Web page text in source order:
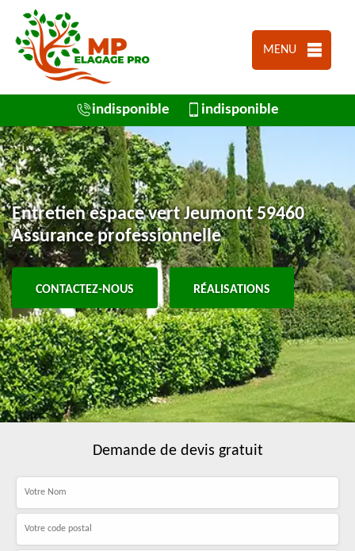
MENU
indisponible indisponible
Entretien espace vert Jeumont 59460
Assurance professionnelle
CONTACTEZ-NOUS RÉALISATIONS
Demande de devis gratuit